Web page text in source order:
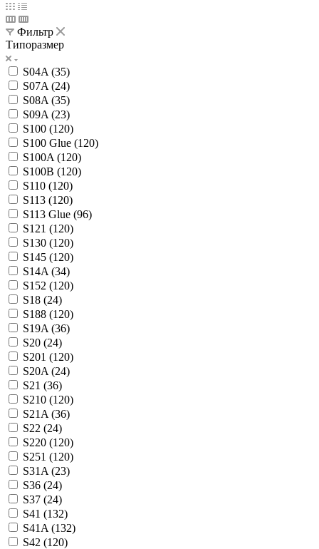
Фильтр
Типоразмер
S04A (35)
S07A (24)
S08A (35)
S09A (23)
S100 (120)
S100 Glue (120)
S100A (120)
S100B (120)
S110 (120)
S113 (120)
S113 Glue (96)
S121 (120)
S130 (120)
S145 (120)
S14A (34)
S152 (120)
S18 (24)
S188 (120)
S19A (36)
S20 (24)
S201 (120)
S20A (24)
S21 (36)
S210 (120)
S21A (36)
S22 (24)
S220 (120)
S251 (120)
S31A (23)
S36 (24)
S37 (24)
S41 (132)
S41A (132)
S42 (120)